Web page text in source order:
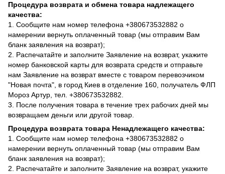
Процедура возврата и обмена товара надлежащего
качества:
1. Сообщите нам номер телефона +380673532882 о
намерении вернуть оплаченный товар (мы отправим Вам
бланк заявления на возврат);
2. Распечатайте и заполните Заявление на возврат, укажите
номер банковской карты для возврата средств и отправьте
нам Заявление на возврат вместе с товаром перевозчиком
"Новая почта", в город Киев в отделение 160, получатель ФЛП
Мороз Артур, тел. +380673532882.
3. После получения товара в течение трех рабочих дней мы
возвращаем деньги или другой товар.
Процедура возврата товара Ненадлежащего качества:
1. Сообщите нам номер телефона +380673532882 о
намерении вернуть оплаченный товар (мы отправим Вам
бланк заявления на возврат);
2. Распечатайте и заполните Заявление на возврат, укажите